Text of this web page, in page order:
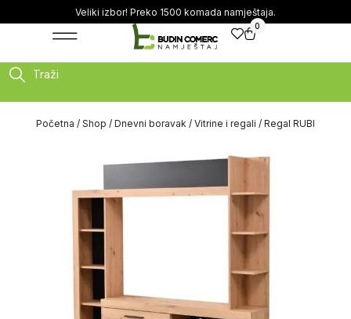
Veliki izbor! Preko 1500 komada namještaja.
0
Traži
Početna / Shop / Dnevni boravak / Vitrine i regali / Regal RUBI